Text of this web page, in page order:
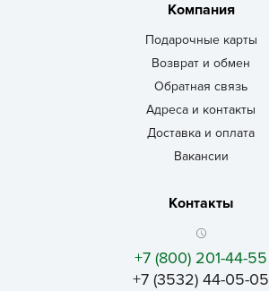
Компания
Подарочные карты
Возврат и обмен
Обратная связь
Адреса и контакты
Доставка и оплата
Вакансии
Контакты
+7 (800) 201-44-55
+7 (3532) 44-05-05